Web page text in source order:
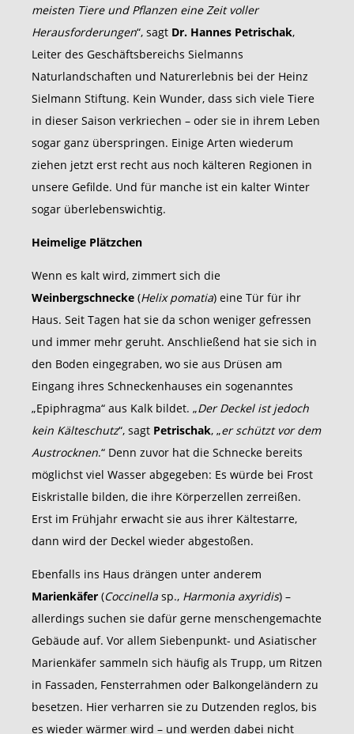
meisten Tiere und Pflanzen eine Zeit voller
Herausforderungen“, sagt Dr. Hannes Petrischak,
Leiter des Geschäftsbereichs Sielmanns
Naturlandschaften und Naturerlebnis bei der Heinz
Sielmann Stiftung. Kein Wunder, dass sich viele Tiere
in dieser Saison verkriechen – oder sie in ihrem Leben
sogar ganz überspringen. Einige Arten wiederum
ziehen jetzt erst recht aus noch kälteren Regionen in
unsere Gefilde. Und für manche ist ein kalter Winter
sogar überlebenswichtig.
Heimelige Plätzchen
Wenn es kalt wird, zimmert sich die
Weinbergschnecke (Helix pomatia) eine Tür für ihr
Haus. Seit Tagen hat sie da schon weniger gefressen
und immer mehr geruht. Anschließend hat sie sich in
den Boden eingegraben, wo sie aus Drüsen am
Eingang ihres Schneckenhauses ein sogenanntes
„Epiphragma“ aus Kalk bildet. „Der Deckel ist jedoch
kein Kälteschutz“, sagt Petrischak, „er schützt vor dem
Austrocknen.“ Denn zuvor hat die Schnecke bereits
möglichst viel Wasser abgegeben: Es würde bei Frost
Eiskristalle bilden, die ihre Körperzellen zerreißen.
Erst im Frühjahr erwacht sie aus ihrer Kältestarre,
dann wird der Deckel wieder abgestoßen.
Ebenfalls ins Haus drängen unter anderem
Marienkäfer (Coccinella sp., Harmonia axyridis) –
allerdings suchen sie dafür gerne menschengemachte
Gebäude auf. Vor allem Siebenpunkt- und Asiatischer
Marienkäfer sammeln sich häufig als Trupp, um Ritzen
in Fassaden, Fensterrahmen oder Balkongeländern zu
besetzen. Hier verharren sie zu Dutzenden reglos, bis
es wieder wärmer wird – und werden dabei nicht